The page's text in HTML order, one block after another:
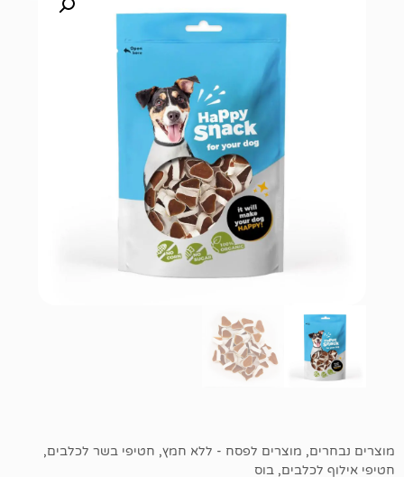
מוצרים לפסח - ללא חמץ ,חטיפי בשר לכלבים,
,בוס